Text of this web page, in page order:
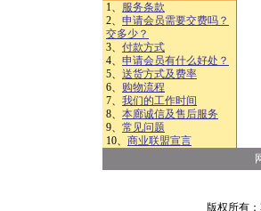
1、 服务条款
2、 申请会员需要交费吗？
交多少？
3、 付款方式
4、 申请会员有什么好处？
5、 送货方式及费率
6、 购物流程
7、 我们的工作时间
8、 本廊诚信及售后服务
9、 常见问题
10、 商业联盟宣言
版权所有